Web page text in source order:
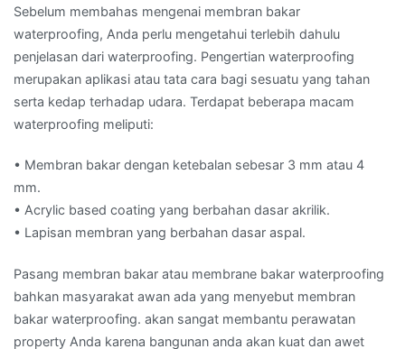
Sebelum membahas mengenai membran bakar
waterproofing, Anda perlu mengetahui terlebih dahulu
penjelasan dari waterproofing. Pengertian waterproofing
merupakan aplikasi atau tata cara bagi sesuatu yang tahan
serta kedap terhadap udara. Terdapat beberapa macam
waterproofing meliputi:
• Membran bakar dengan ketebalan sebesar 3 mm atau 4
mm.
• Acrylic based coating yang berbahan dasar akrilik.
• Lapisan membran yang berbahan dasar aspal.
Pasang membran bakar atau membrane bakar waterproofing
bahkan masyarakat awan ada yang menyebut membran
bakar waterproofing. akan sangat membantu perawatan
property Anda karena bangunan anda akan kuat dan awet